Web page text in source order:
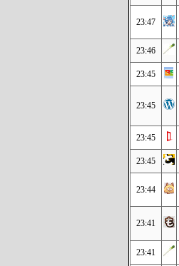
23:47
23:46
23:45
23:45
23:45
23:45
23:44
23:41
23:41